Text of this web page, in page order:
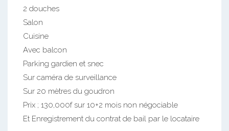
2 douches
Salon
Cuisine
Avec balcon
Parking gardien et snec
Sur caméra de surveillance
Sur 20 mètres du goudron
Prix ; 130,000f sur 10+2 mois non négociable
Et Enregistrement du contrat de bail par le locataire